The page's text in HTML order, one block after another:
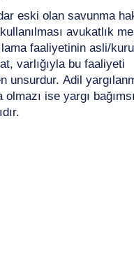
eski olan savunma
avukatlık
faaliyetinin asli/
varlığıyla bu faaliyeti
unsurdur. Adil
olmazı ise yargı